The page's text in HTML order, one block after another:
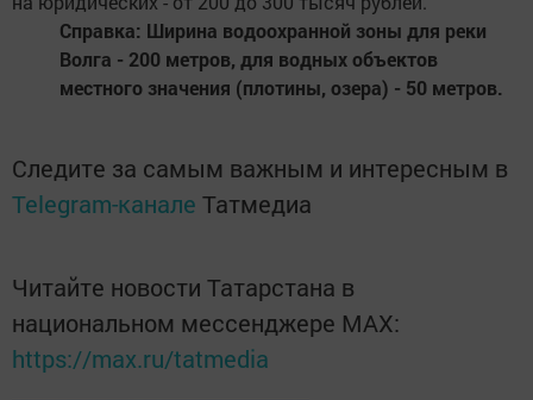
Справка: Ширина водоохранной зоны для реки
Волга - 200 метров, для водных объектов
местного значения (плотины, озера) - 50 метров.
Следите за самым важным и интересным в
Telegram-канале Татмедиа
Читайте новости Татарстана в
национальном мессенджере MАХ:
https://max.ru/tatmedia